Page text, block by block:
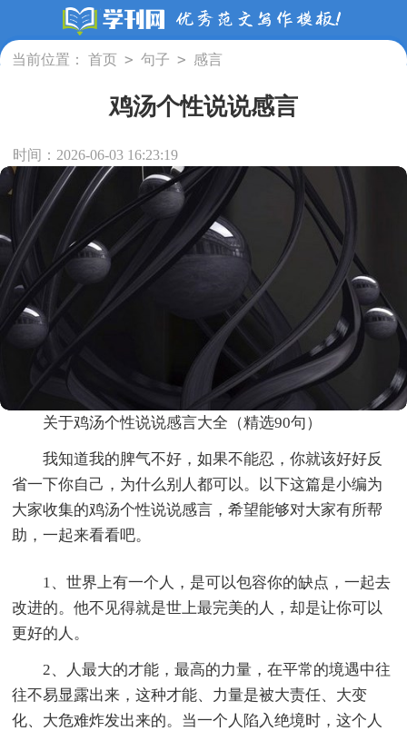
当前位置： 首页 > 句子 > 感言
鸡汤个性说说感言
时间：2026-06-03 16:23:19
关于鸡汤个性说说感言大全（精选90句）
我知道我的脾气不好，如果不能忍，你就该好好反
省一下你自己，为什么别人都可以。以下这篇是小编为
大家收集的鸡汤个性说说感言，希望能够对大家有所帮
助，一起来看看吧。
1、世界上有一个人，是可以包容你的缺点，一起去
改进的。他不见得就是世上最完美的人，却是让你可以
更好的人。
2、人最大的才能，最高的力量，在平常的境遇中往
往不易显露出来，这种才能、力量是被大责任、大变
化、大危难炸发出来的。当一个人陷入绝境时，这个人